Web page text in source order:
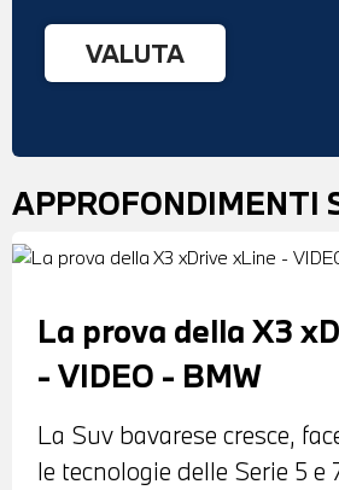
APPROFONDIMENTI
La prova della X3
- VIDEO - BMW
La Suv bavarese cresce,
le tecnologie delle Serie 5 e